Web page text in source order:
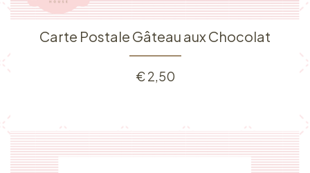
Carte Postale Gâteau aux Chocolat
€2,50